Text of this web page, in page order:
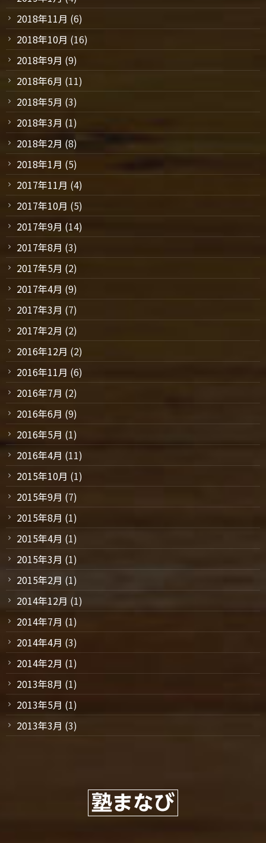
2018年11月 (6)
2018年10月 (16)
2018年9月 (9)
2018年6月 (11)
2018年5月 (3)
2018年3月 (1)
2018年2月 (8)
2018年1月 (5)
2017年11月 (4)
2017年10月 (5)
2017年9月 (14)
2017年8月 (3)
2017年5月 (2)
2017年4月 (9)
2017年3月 (7)
2017年2月 (2)
2016年12月 (2)
2016年11月 (6)
2016年7月 (2)
2016年6月 (9)
2016年5月 (1)
2016年4月 (11)
2015年10月 (1)
2015年9月 (7)
2015年8月 (1)
2015年4月 (1)
2015年3月 (1)
2015年2月 (1)
2014年12月 (1)
2014年7月 (1)
2014年4月 (3)
2014年2月 (1)
2013年8月 (1)
2013年5月 (1)
2013年3月 (3)